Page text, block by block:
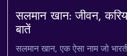
सलमान खान: जीवन,
बातें
सलमान खान, एक ऐसा नाम जो